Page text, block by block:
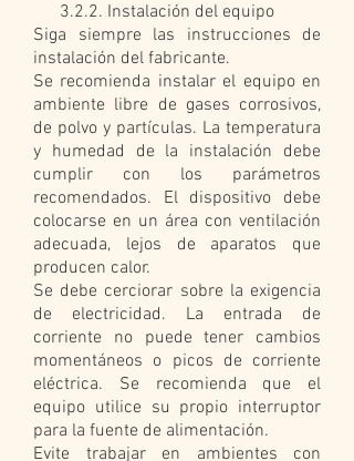
3.2.2. Instalación del equipo
Siga siempre las instrucciones de
instalación del fabricante.
Se recomienda instalar el equipo en
ambiente libre de gases corrosivos,
de polvo y partículas. La temperatura
y humedad de la instalación debe
cumplir con los parámetros
recomendados. El dispositivo debe
colocarse en un área con ventilación
adecuada, lejos de aparatos que
producen calor.
Se debe cerciorar sobre la exigencia
de electricidad. La entrada de
corriente no puede tener cambios
momentáneos o picos de corriente
eléctrica. Se recomienda que el
equipo utilice su propio interruptor
para la fuente de alimentación.
Evite trabajar en ambientes con